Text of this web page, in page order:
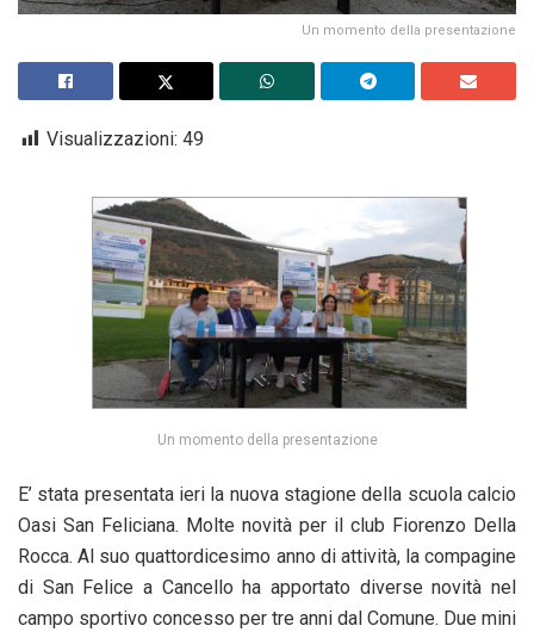
Un momento della presentazione
Visualizzazioni: 49
Un momento della presentazione
E’ stata presentata ieri la nuova stagione della scuola calcio
Oasi San Feliciana. Molte novità per il club Fiorenzo Della
Rocca. Al suo quattordicesimo anno di attività, la compagine
di San Felice a Cancello ha apportato diverse novità nel
campo sportivo concesso per tre anni dal Comune. Due mini